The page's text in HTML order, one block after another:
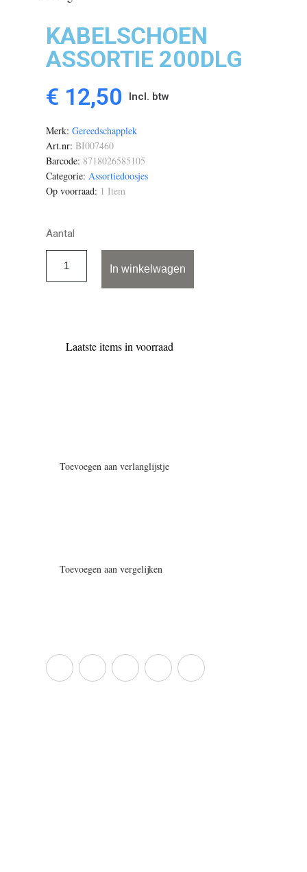
KABELSCHOEN
ASSORTIE 200DLG
€ 12,50
Incl. btw
Merk Gereedschapplek
Art.nr BI007460
Barcode 8718026585105
Categorie Assortiedoosjes
Op voorraad 1 Item
Aantal
In winkelwagen
Laatste items in voorraad
Toevoegen aan verlanglijstje
Toevoegen aan vergelijken